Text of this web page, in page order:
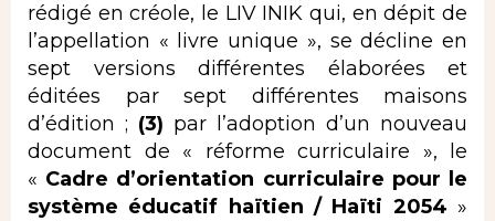
rédigé en créole, le LIV INIK qui, en dépit de
l’appellation « livre unique », se décline en
sept versions différentes élaborées et
éditées par sept différentes maisons
d’édition ; (3) par l’adoption d’un nouveau
document de « réforme curriculaire », le
« Cadre d’orientation curriculaire pour le
système éducatif haïtien / Haïti 2054 »